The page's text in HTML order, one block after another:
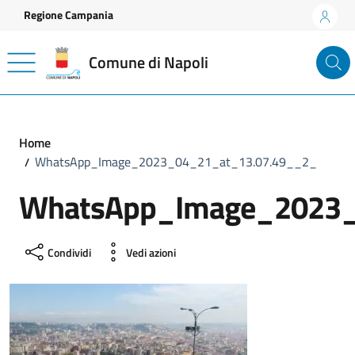
Vai ai contenuti
Vai al footer
Regione Campania
Comune di Napoli
Home
WhatsApp_Image_2023_04_21_at_13.07.49__2_
Condividi Vedi azioni